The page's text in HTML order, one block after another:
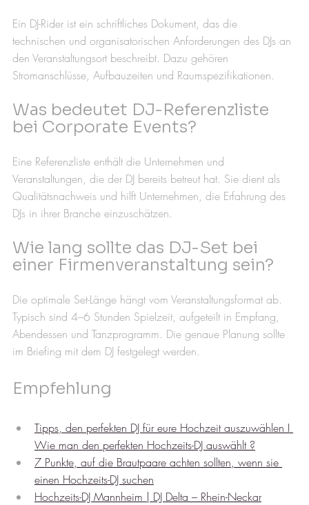
Ein DJ-Rider ist ein schriftliches Dokument, das die
technischen und organisatorischen Anforderungen des DJs an
den Veranstaltungsort beschreibt. Dazu gehören
Stromanschlüsse, Aufbauzeiten und Raumspezifikationen.
Was bedeutet DJ-Referenzliste
bei Corporate Events?
Eine Referenzliste enthält die Unternehmen und
Veranstaltungen, die der DJ bereits betreut hat. Sie dient als
Qualitätsnachweis und hilft Unternehmen, die Erfahrung des
DJs in ihrer Branche einzuschätzen.
Wie lang sollte das DJ-Set bei
einer Firmenveranstaltung sein?
Die optimale Set-Länge hängt vom Veranstaltungsformat ab.
Typisch sind 4–6 Stunden Spielzeit, aufgeteilt in Empfang,
Abendessen und Tanzprogramm. Die genaue Planung sollte
im Briefing mit dem DJ festgelegt werden.
Empfehlung
Tipps, den perfekten DJ für eure Hochzeit auszuwählen I
Wie man den perfekten Hochzeits-DJ auswählt ?
7 Punkte, auf die Brautpaare achten sollten, wenn sie
einen Hochzeits-DJ suchen
Hochzeits-DJ Mannheim | DJ Delta – Rhein-Neckar